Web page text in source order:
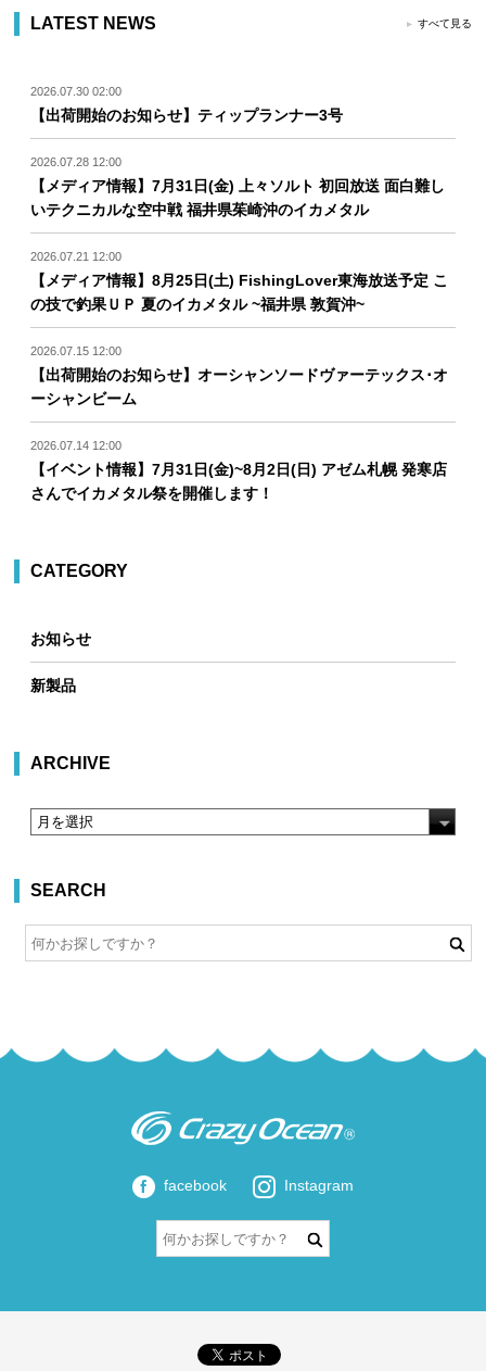
LATEST NEWS すべて見る
2026.07.30 02:00
【出荷開始のお知らせ】ティップランナー3号
2026.07.28 12:00
【メディア情報】7月31日(金) 上々ソルト 初回放送 面白難し
いテクニカルな空中戦 福井県茱崎沖のイカメタル
2026.07.21 12:00
【メディア情報】8月25日(土) FishingLover東海放送予定 こ
の技で釣果ＵＰ 夏のイカメタル ~福井県 敦賀沖~
2026.07.15 12:00
【出荷開始のお知らせ】オーシャンソードヴァーテックス･オ
ーシャンビーム
2026.07.14 12:00
【イベント情報】7月31日(金)~8月2日(日) アゼム札幌 発寒店
さんでイカメタル祭を開催します！
CATEGORY
お知らせ
新製品
ARCHIVE
SEARCH
facebook Instagram